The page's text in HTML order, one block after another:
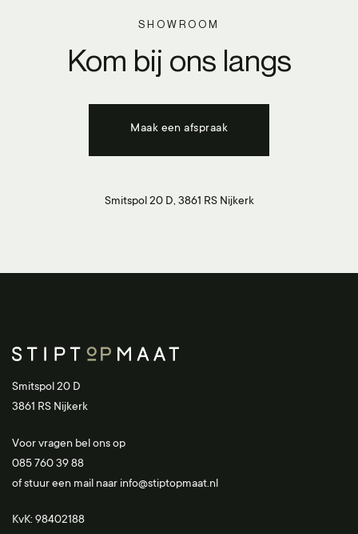
SHOWROOM
Kom bij ons langs
Maak een afspraak
Smitspol 20 D, 3861 RS Nijkerk
Smitspol 20 D
3861 RS Nijkerk
Voor vragen bel ons op
085 760 39 88
of stuur een mail naar info@stiptopmaat.nl
KvK: 98402188